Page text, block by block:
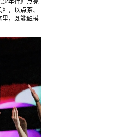
少年行》点亮
，以点茶、
里，既能触摸